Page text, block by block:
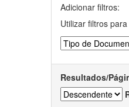
Adicionar filtros:
Utilizar filtros
Resultados/